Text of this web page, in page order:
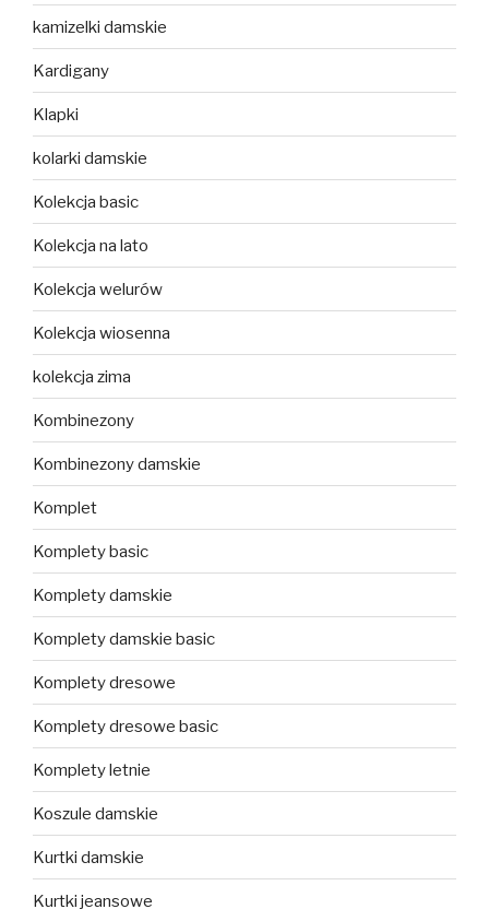
kamizelki damskie
Kardigany
Klapki
kolarki damskie
Kolekcja basic
Kolekcja na lato
Kolekcja welurów
Kolekcja wiosenna
kolekcja zima
Kombinezony
Kombinezony damskie
Komplet
Komplety basic
Komplety damskie
Komplety damskie basic
Komplety dresowe
Komplety dresowe basic
Komplety letnie
Koszule damskie
Kurtki damskie
Kurtki jeansowe